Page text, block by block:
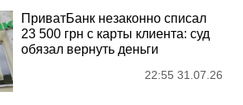
ПриватБанк незаконно списал
23 500 грн с карты клиента: суд
обязал вернуть деньги
22:55 31.07.26